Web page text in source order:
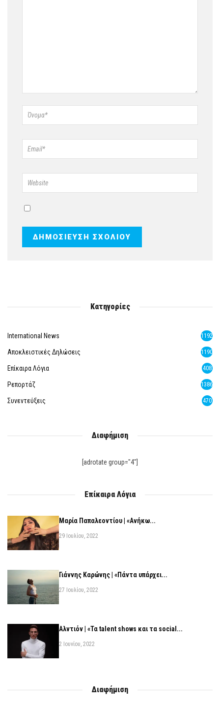
Κατηγορίες
International News 1192
Αποκλειστικές Δηλώσεις 1190
Επίκαιρα Λόγια 408
Ρεπορτάζ 1386
Συνεντεύξεις 470
Διαφήμιση
[adrotate group="4"]
Επίκαιρα Λόγια
Μαρία Παπαλεοντίου | «Ανήκω...
29 Ιουλίου, 2022
Γιάννης Καρώνης | «Πάντα υπάρχει...
27 Ιουλίου, 2022
Αλντιόν | «Τα talent shows και τα social...
2 Ιουνίου, 2022
Διαφήμιση